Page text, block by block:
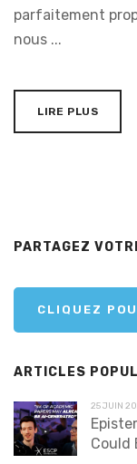
parfaitement
nous ...
LIRE PLUS
PARTAGEZ
CLIQUEZ
ARTICLES
25 JUIN
Could